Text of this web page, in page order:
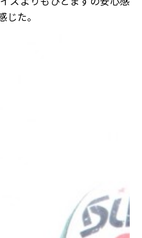
た。